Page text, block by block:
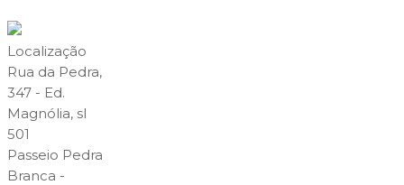
Localização
Rua da Pedra,
347 - Ed.
Magnólia, sl
501
Passeio Pedra
Branca -